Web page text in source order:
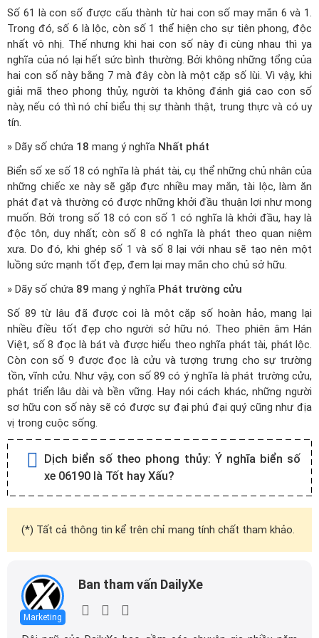
Số 61 là con số được cấu thành từ hai con số may mắn 6 và 1.
Trong đó, số 6 là lộc, còn số 1 thể hiện cho sự tiên phong, độc
nhất vô nhị. Thế nhưng khi hai con số này đi cùng nhau thì ya
nghĩa của nó lại hết sức bình thường. Bởi không những tổng của
hai con số này bằng 7 mà đây còn là một cặp số lùi. Vì vậy, khi
giải mã theo phong thủy, người ta không đánh giá cao con số
này, nếu có thì nó chỉ biểu thị sự thành thật, trung thực và có uy
tín.
» Dãy số chứa 18 mang ý nghĩa Nhất phát
Biển số xe số 18 có nghĩa là phát tài, cụ thể những chủ nhân của
những chiếc xe này sẽ gặp đực nhiều may mắn, tài lộc, làm ăn
phát đạt và thường có được những khởi đầu thuận lợi như mong
muốn. Bởi trong số 18 có con số 1 có nghĩa là khởi đầu, hay là
độc tôn, duy nhất; còn số 8 có nghĩa là phát theo quan niệm
xưa. Do đó, khi ghép số 1 và số 8 lại với nhau sẽ tạo nên một
luồng sức mạnh tốt đẹp, đem lại may mắn cho chủ sở hữu.
» Dãy số chứa 89 mang ý nghĩa Phát trường cửu
Số 89 từ lâu đã được coi là một cặp số hoàn hảo, mang lại
nhiều điều tốt đẹp cho người sở hữu nó. Theo phiên âm Hán
Việt, số 8 đọc là bát và được hiểu theo nghĩa phát tài, phát lộc.
Còn con số 9 được đọc là cửu và tượng trưng cho sự trường
tồn, vĩnh cửu. Như vậy, con số 89 có ý nghĩa là phát trường cửu,
phát triển lâu dài và bền vững. Hay nói cách khác, những người
sơ hữu con số này sẽ có được sự đại phú đại quý cũng như địa
vị trong cuộc sống.
Dịch biển số theo phong thủy: Ý nghĩa biển số
xe 06190 là Tốt hay Xấu?
(*) Tất cả thông tin kể trên chỉ mang tính chất tham khảo.
Marketing
Ban tham vấn DailyXe